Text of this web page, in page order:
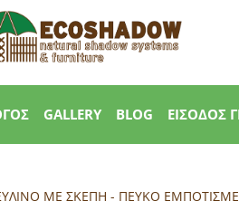
GALLERY BLOG ΕΙΣΟΔΟΣ
ΜΕ ΣΚΕΠΗ - ΠΕΥΚΟ